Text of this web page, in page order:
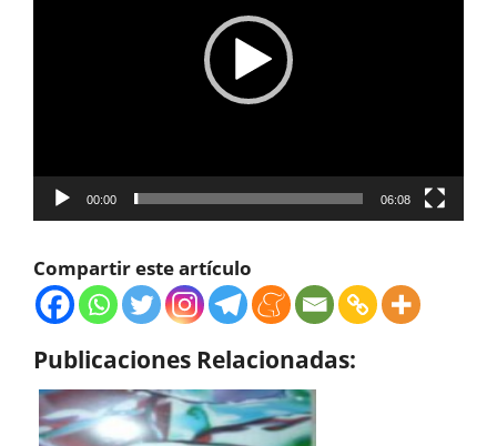
00:00 06:08
Compartir este artículo
Publicaciones Relacionadas: